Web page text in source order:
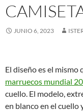
JUNIO 6, 2023
El diseño es el mismo
marruecos mundial
cuello. El modelo,
en blanco en el cuello